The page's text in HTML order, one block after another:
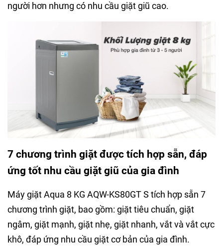
người hơn nhưng có nhu cầu giặt giũ cao.
7 chương trình giặt được tích hợp sẵn, đáp
ứng tốt nhu cầu giặt giũ của gia đình
Máy giặt Aqua 8 KG AQW-KS80GT S tích hợp sẵn 7
chương trình giặt, bao gồm: giặt tiêu chuẩn, giặt
ngâm, giặt mạnh, giặt nhẹ, giặt nhanh, vắt và vắt cực
khô, đáp ứng nhu cầu giặt cơ bản của gia đình.